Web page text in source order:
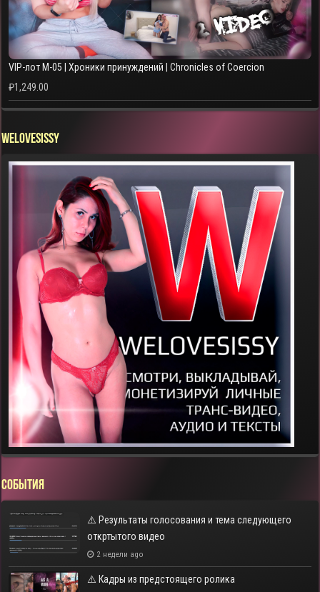
VIP-лот M-05 | Хроники принуждений | Chronicles of Coercion
₽1,249.00
WELOVESISSY
СОБЫТИЯ
⚠️ Результаты голосования и тема следующего
откртытого видео
2 недели ago
⚠️ Кадры из предстоящего ролика